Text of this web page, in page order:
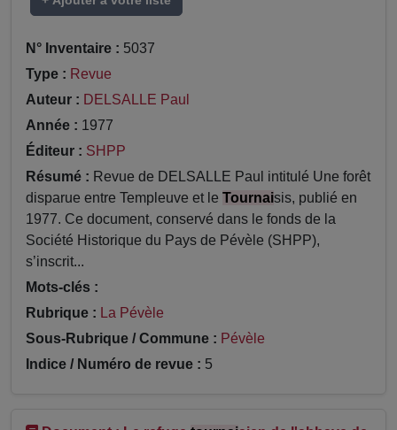
N° Inventaire : 5037
Type : Revue
Auteur : DELSALLE Paul
Année : 1977
Éditeur : SHPP
Résumé : Revue de DELSALLE Paul intitulé Une forêt
disparue entre Templeuve et le Tournaisis, publié en
1977. Ce document, conservé dans le fonds de la
Société Historique du Pays de Pévèle (SHPP),
s’inscrit...
Mots-clés :
Rubrique : La Pévèle
Sous-Rubrique / Commune : Pévèle
Indice / Numéro de revue : 5